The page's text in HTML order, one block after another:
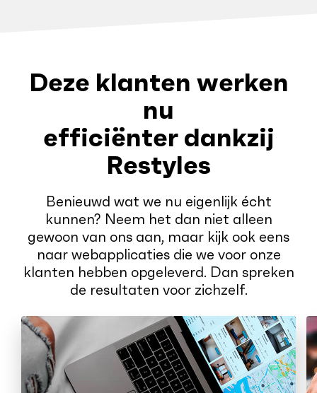
Deze klanten werken
nu
efficiënter dankzij
Restyles
Benieuwd wat we nu eigenlijk écht
kunnen? Neem het dan niet alleen
gewoon van ons aan, maar kijk ook eens
naar webapplicaties die we voor onze
klanten hebben opgeleverd. Dan spreken
de resultaten voor zichzelf.